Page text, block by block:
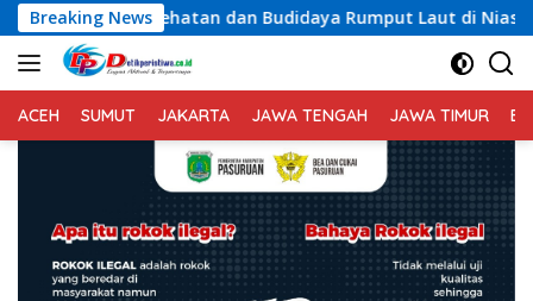
Langsung
ke
konten
Breaking News
dan Budidaya Rumput Laut di Nias Utara
ACEH SUMUT JAKARTA JAWA TENGAH JAWA TIMUR